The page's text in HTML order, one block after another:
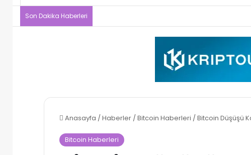
Son Dakika Haberleri
Anasayfa /Haberler /Bitcoin Haberleri /Bitcoin Düşüşü
Bitcoin Haberleri